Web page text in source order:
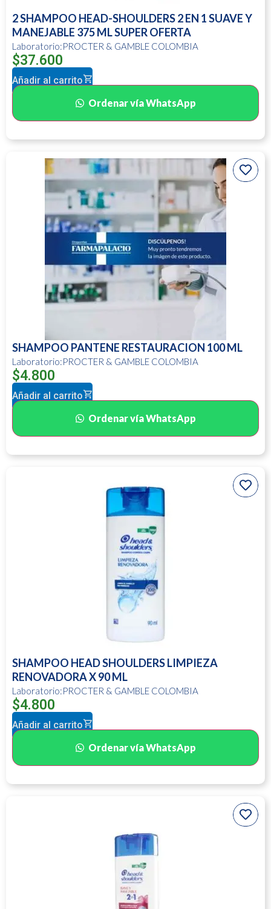
2 SHAMPOO HEAD-SHOULDERS 2 EN 1 SUAVE Y
MANEJABLE 375 ML SUPER OFERTA
Laboratorio:PROCTER & GAMBLE COLOMBIA
$37.600
Añadir al carrito
Ordenar vía WhatsApp
SHAMPOO PANTENE RESTAURACION 100 ML
Laboratorio:PROCTER & GAMBLE COLOMBIA
$4.800
Añadir al carrito
Ordenar vía WhatsApp
SHAMPOO HEAD SHOULDERS LIMPIEZA
RENOVADORA X 90 ML
Laboratorio:PROCTER & GAMBLE COLOMBIA
$4.800
Añadir al carrito
Ordenar vía WhatsApp